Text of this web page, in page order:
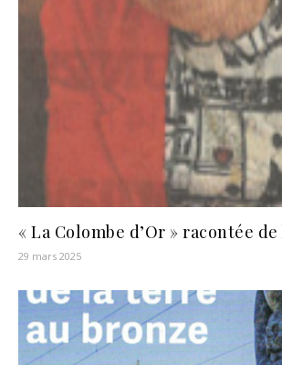
« La Colombe d’Or » racontée
29 mars 2025